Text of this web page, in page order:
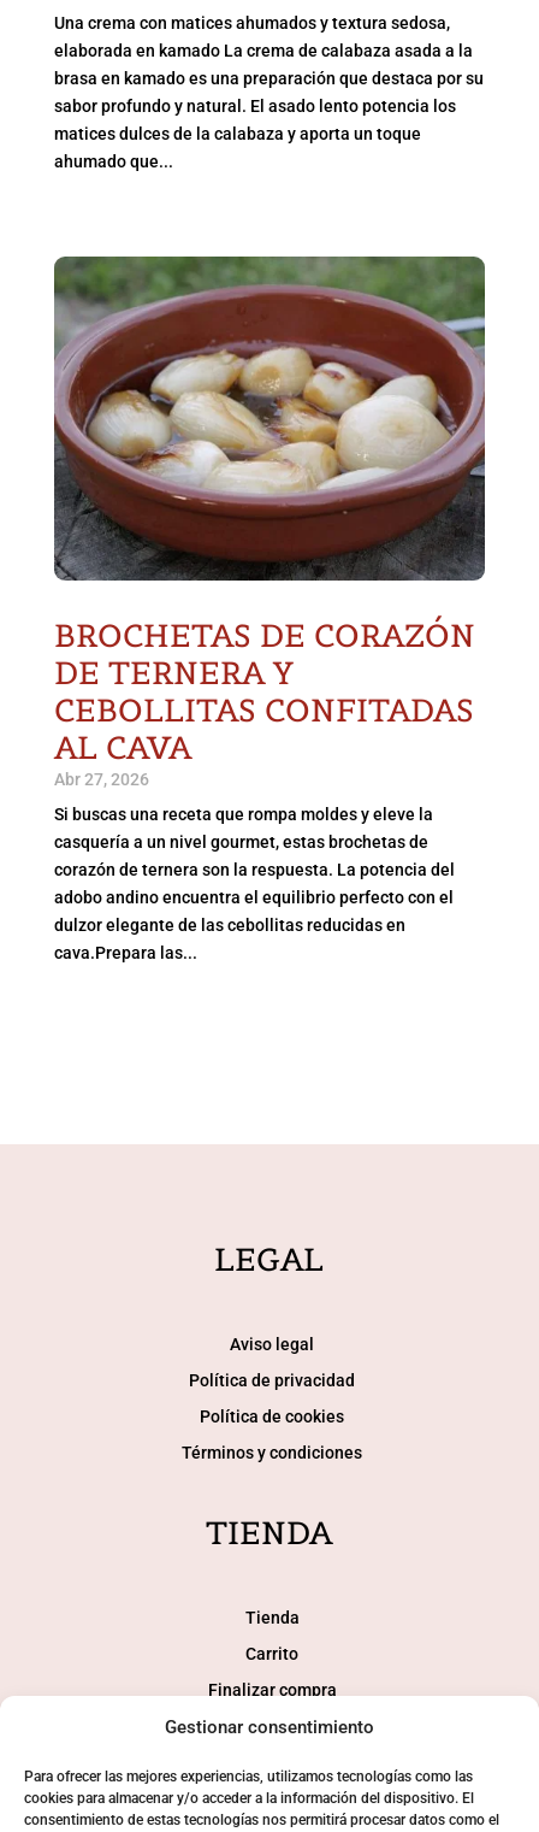
Gestionar consentimiento
Para ofrecer las mejores experiencias, utilizamos tecnologías como las
cookies para almacenar y/o acceder a la información del dispositivo. El
consentimiento de estas tecnologías nos permitirá procesar datos como el
Una crema con matices ahumados y textura sedosa,
elaborada en kamado La crema de calabaza asada a la
brasa en kamado es una preparación que destaca por su
sabor profundo y natural. El asado lento potencia los
matices dulces de la calabaza y aporta un toque
ahumado que...
BROCHETAS DE CORAZÓN
DE TERNERA Y
CEBOLLITAS CONFITADAS
AL CAVA
Abr 27, 2026
Si buscas una receta que rompa moldes y eleve la
casquería a un nivel gourmet, estas brochetas de
corazón de ternera son la respuesta. La potencia del
adobo andino encuentra el equilibrio perfecto con el
dulzor elegante de las cebollitas reducidas en
cava.Prepara las...
LEGAL
Aviso legal
Política de privacidad
Política de cookies
Términos y condiciones
TIENDA
Tienda
Carrito
Finalizar compra
Mi cuenta
SOCIAL